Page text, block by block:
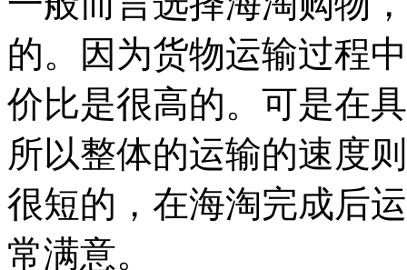
的。因为货物运输过程
价比是很高的。可是在
所以整体的运输的速度
很短的，在海淘完成后
常满意。